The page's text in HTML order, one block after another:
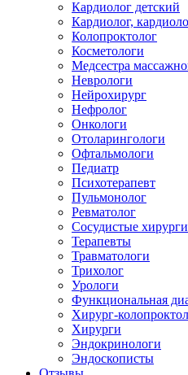
Кардиолог детский
Кардиолог,
Колопроктолог
Косметологи
Медсестра
Неврологи
Нейрохирург
Нефролог
Онкологи
Отоларингологи
Офтальмологи
Педиатр
Психотерапевт
Пульмонолог
Ревматолог
Сосудистые хирурги
Терапевты
Травматологи
Трихолог
Урологи
Функциональная
Хирург-
Хирурги
Эндокринологи
Эндоскописты